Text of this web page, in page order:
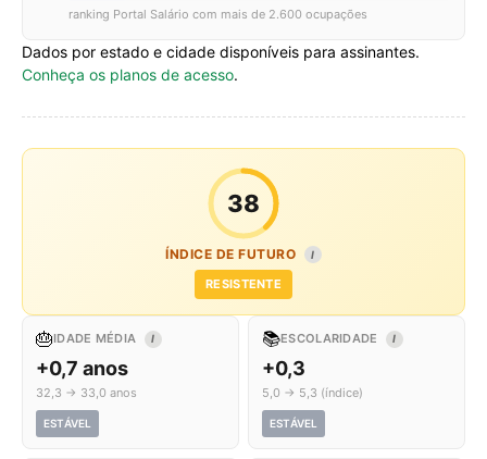
ranking Portal Salário com mais de 2.600 ocupações
Dados por estado e cidade disponíveis para assinantes.
Conheça os planos de acesso.
38
ÍNDICE DE FUTURO I
RESISTENTE
🎂IDADE MÉDIA I
+0,7 anos
32,3 → 33,0 anos
ESTÁVEL
📚ESCOLARIDADE I
+0,3
5,0 → 5,3 (índice)
ESTÁVEL